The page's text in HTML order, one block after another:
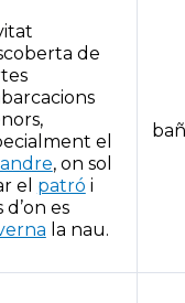
de
el
, on sol
el patró i
d’on es
la nau.